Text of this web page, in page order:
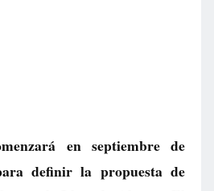
en septiembre de
definir la propuesta de